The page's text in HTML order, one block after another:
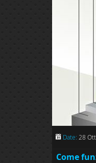
Date: 28
Come